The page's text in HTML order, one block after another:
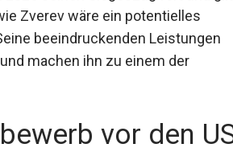
seinen Siegeszug fort und gilt
Zverev wäre ein potentielles
beeindruckenden Leistungen